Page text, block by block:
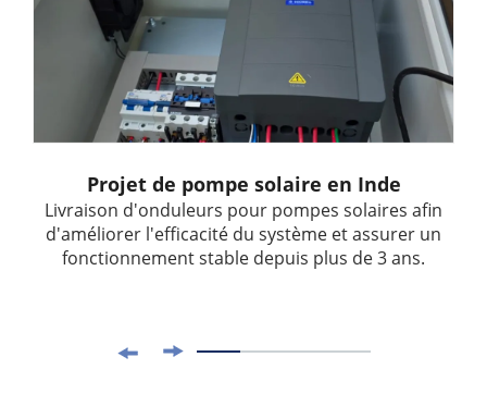
Projet de pompe solaire en Inde
Livraison d'onduleurs pour pompes solaires afin
d'améliorer l'efficacité du système et assurer un
fonctionnement stable depuis plus de 3 ans.